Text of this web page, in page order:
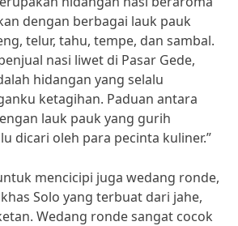
dengan berbagai lauk pauk
telur, tahu, tempe, dan sambal.
nasi liwet di Pasar Gede,
hidangan yang selalu
ketagihan. Paduan antara
lauk pauk yang gurih
dicari oleh para pecinta kuliner.”
mencicipi juga wedang ronde,
Solo yang terbuat dari jahe,
Wedang ronde sangat cocok